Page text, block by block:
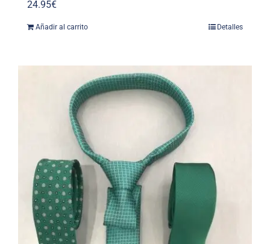
24.95€
Añadir al carrito Detalles